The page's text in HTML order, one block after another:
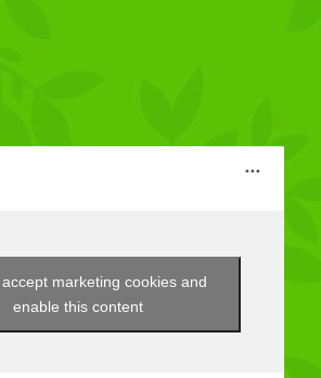
marketing cookies and
enable this content